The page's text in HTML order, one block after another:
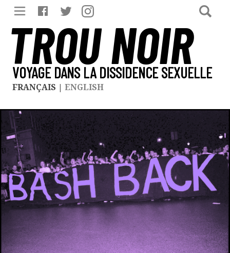
TROU NOIR
VOYAGE DANS LA DISSIDENCE SEXUELLE
FRANÇAIS | ENGLISH